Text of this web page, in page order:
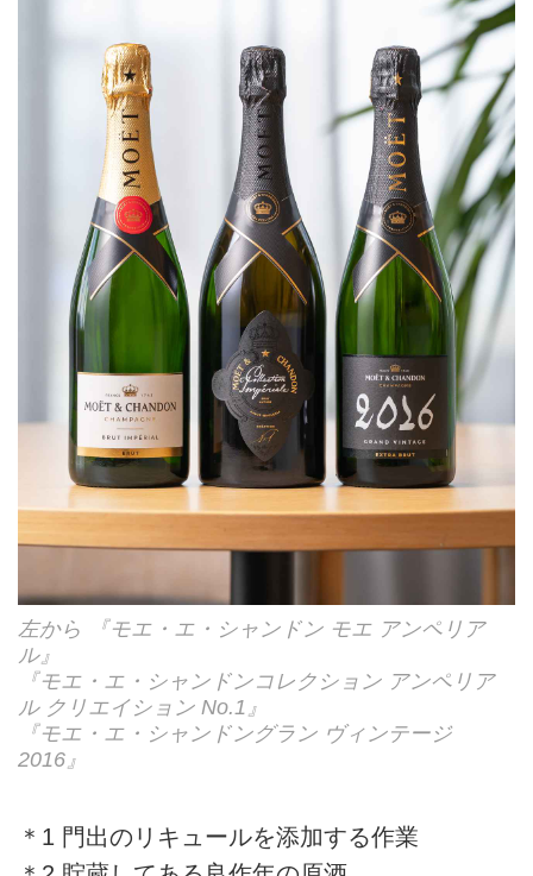
左から 『モエ・エ・シャンドン モエ アンペリア
ル』
『モエ・エ・シャンドンコレクション アンペリア
ル クリエイション No.1』
『モエ・エ・シャンドングラン ヴィンテージ
2016』
＊1 門出のリキュールを添加する作業